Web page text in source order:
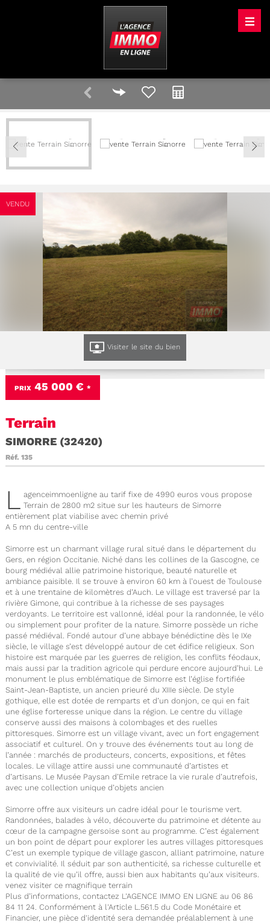
VENDU
Visiter le site du bien
PRIX 45 000 € *
Terrain
SIMORRE (32420)
Réf. 135
L agenceimmoenligne au tarif fixe de 4990 euros vous propose
Terrain de 2800 m2 situe sur les hauteurs de Simorre
entièrement plat viabilise avec chemin privé
A 5 mn du centre-ville
Simorre est un charmant village rural situé dans le département du
Gers, en région Occitanie. Niché dans les collines de la Gascogne, ce
bourg médiéval allie patrimoine historique, beauté naturelle et
ambiance paisible. Il se trouve à environ 60 km à l’ouest de Toulouse
et à une trentaine de kilomètres d’Auch. Le village est traversé par la
rivière Gimone, qui contribue à la richesse de ses paysages
verdoyants. Le territoire est vallonné, idéal pour la randonnée, le vélo
ou simplement pour profiter de la nature. Simorre possède un riche
passé médiéval. Fondé autour d’une abbaye bénédictine dès le IXe
siècle, le village s’est développé autour de cet édifice religieux. Son
histoire est marquée par les guerres de religion, les conflits féodaux,
mais aussi par la tradition agricole qui perdure encore aujourd’hui. Le
monument le plus emblématique de Simorre est l’église fortifiée
Saint-Jean-Baptiste, un ancien prieuré du XIIIe siècle. De style
gothique, elle est dotée de remparts et d’un donjon, ce qui en fait
une église forteresse unique dans la région. Le centre du village
conserve aussi des maisons à colombages et des ruelles
pittoresques. Simorre est un village vivant, avec un fort engagement
associatif et culturel. On y trouve des événements tout au long de
l’année : marchés de producteurs, concerts, expositions, et fêtes
locales. Le village attire aussi une communauté d’artistes et
d’artisans. Le Musée Paysan d’Emile retrace la vie rurale d’autrefois,
avec une collection unique d’objets ancien
Simorre offre aux visiteurs un cadre idéal pour le tourisme vert.
Randonnées, balades à vélo, découverte du patrimoine et détente au
cœur de la campagne gersoise sont au programme. C’est également
un bon point de départ pour explorer les autres villages pittoresques
C’est un exemple typique de village gascon, alliant patrimoine, nature
et convivialité. Il séduit par son authenticité, sa richesse culturelle et
la qualité de vie qu’il offre, aussi bien aux habitants qu’aux visiteurs.
venez visiter ce magnifique terrain
Plus d’informations, contactez L'AGENCE IMMO EN LIGNE au 06 86
84 11 24. Conformément à l'Article L.561.5 du Code Monétaire et
Financier, une pièce d'identité sera demandée préalablement à une